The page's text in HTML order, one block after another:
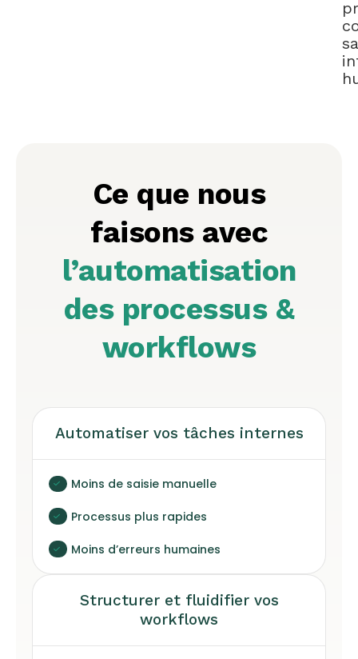
Ce que nous
faisons avec
l’automatisation
des processus &
workflows
Automatiser vos tâches internes
Moins de saisie manuelle
Processus plus rapides
Moins d’erreurs humaines
Structurer et fluidifier vos
workflows